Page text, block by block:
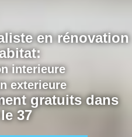
en rénovation
interieure
exterieure
gratuits dans
37